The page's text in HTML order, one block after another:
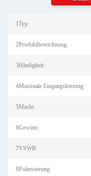
1Typ:
2Produktbezeichnung:
3Häufigkeit:
4Maximale Eingangsleistung:
5Macht:
6Gewinn:
7VSWR:
8Polarisierung: